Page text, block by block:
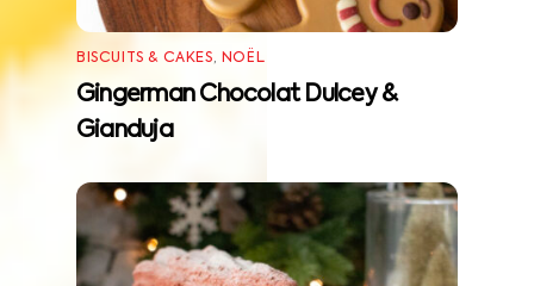
BISCUITS & CAKES, NOËL
Gingerman Chocolat Dulcey &
Gianduja